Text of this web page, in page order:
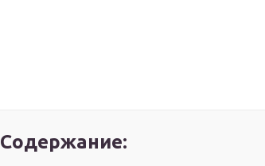
Содержание: